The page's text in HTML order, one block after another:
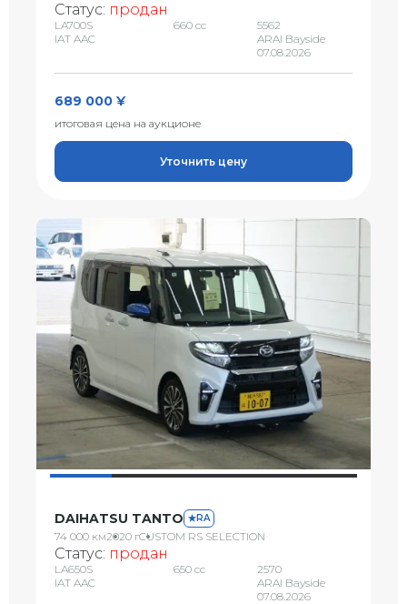
Статус: продан
LA700S
IAT AAC
660 сс
5562
ARAI Bayside
07.08.2026
689 000 ¥
итоговая цена на аукционе
Уточнить цену
DAIHATSU TANTO RA
74 000 км2020 гCUSTOM RS SELECTION
Статус: продан
LA650S
IAT AAC
650 сс
2570
ARAI Bayside
07.08.2026